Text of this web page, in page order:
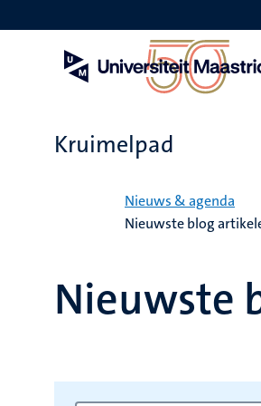
en
Kruimelpad
Nieuws & agenda
Nieuwste blog
Nieuwste